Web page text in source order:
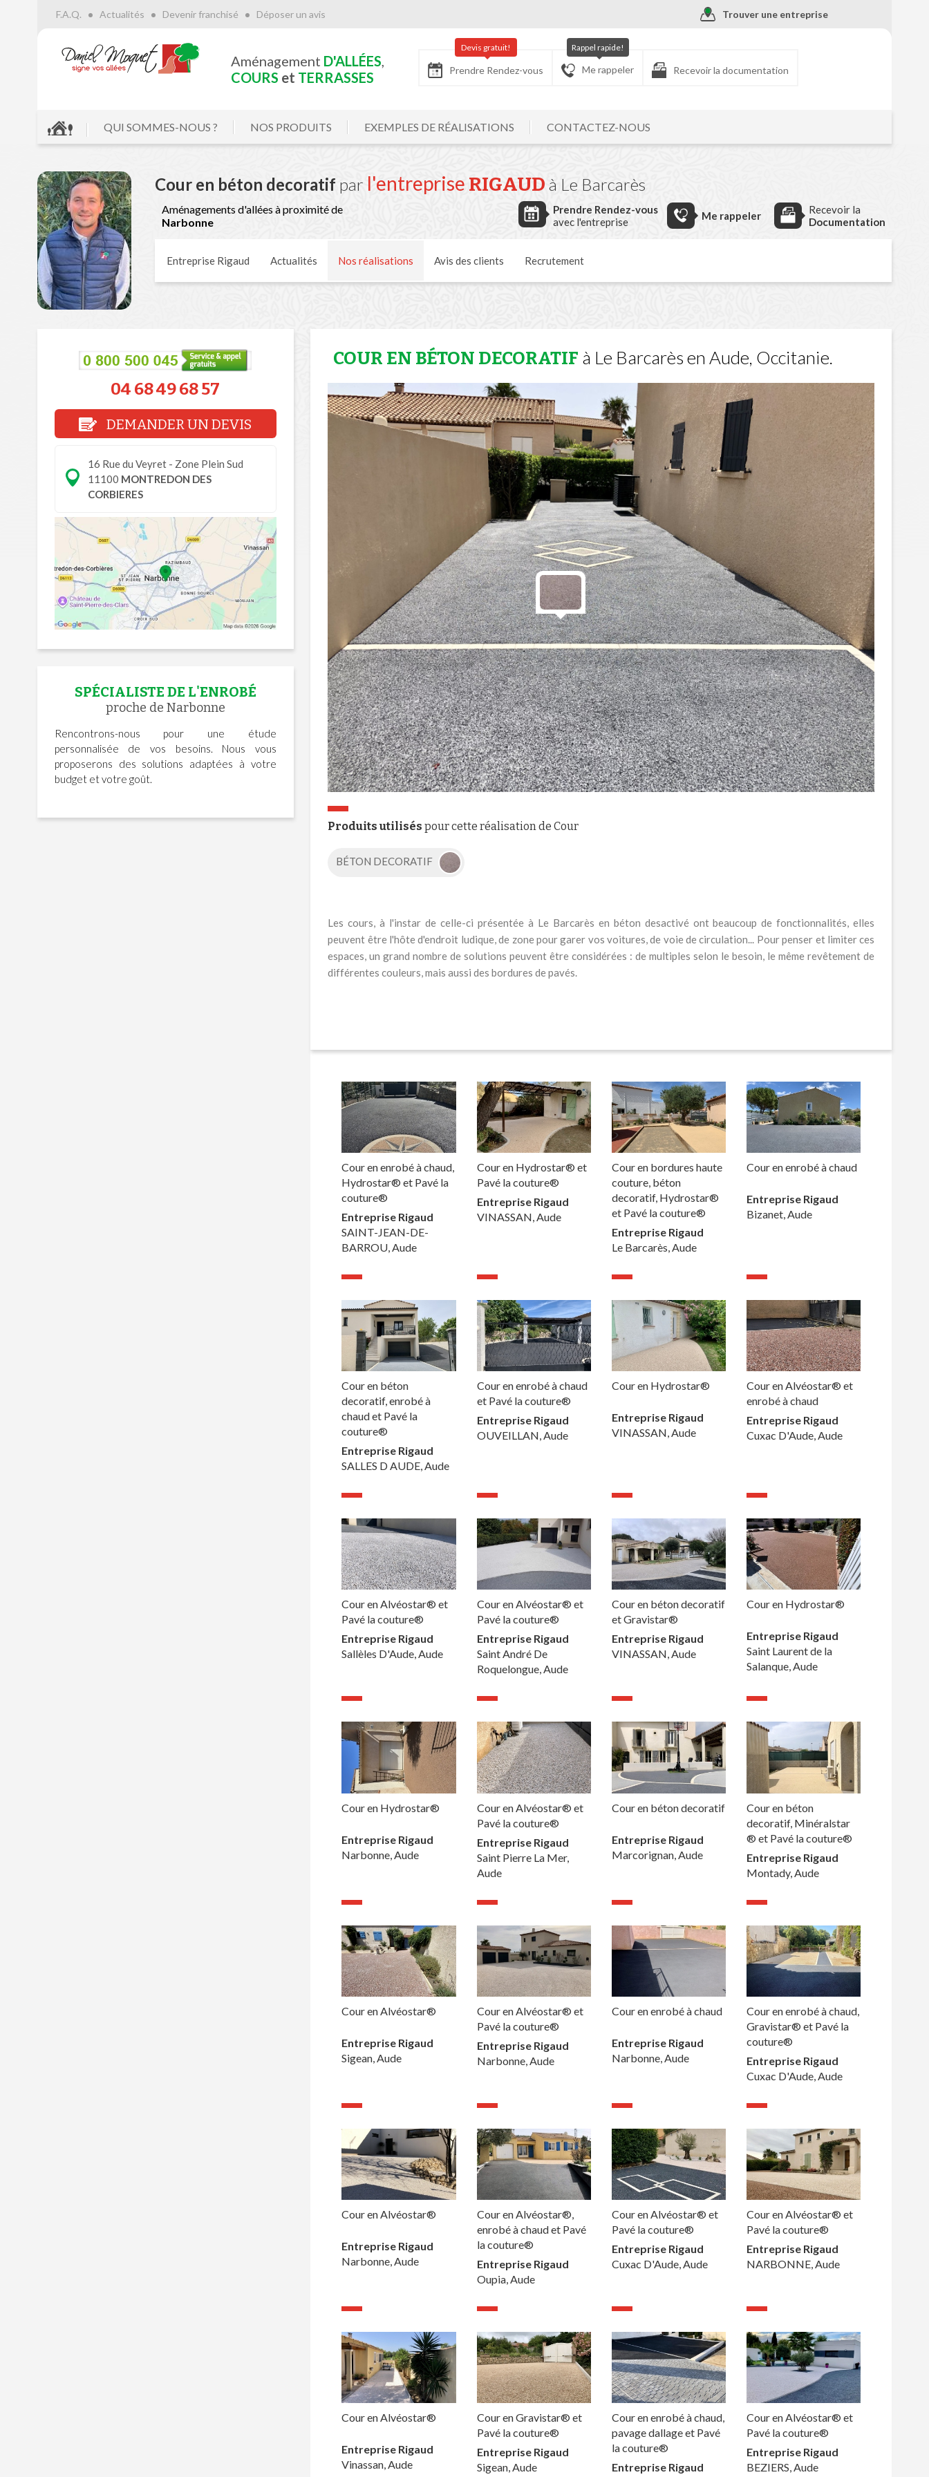
Trouver une entreprise
F.A.Q. Actualités Devenir franchisé Déposer un avis
Aménagement D'ALLÉES,
COURS et TERRASSES Prendre Rendez-vous
Devis gratuit!
Me rappeler
Rappel rapide!
Recevoir la documentation
QUI SOMMES-NOUS ? NOS PRODUITS EXEMPLES DE RÉALISATIONS CONTACTEZ-NOUS
Cour en béton decoratif par l'entreprise RIGAUD à Le Barcarès
Aménagements d'allées à proximité de
Narbonne
Prendre Rendez-vous
avec l'entreprise
Me rappeler
Recevoir la
Documentation
Entreprise Rigaud Actualités Nos réalisations Avis des clients Recrutement
04 68 49 68 57
DEMANDER UN DEVIS
16 Rue du Veyret - Zone Plein Sud
11100 MONTREDON DES
CORBIERES
SPÉCIALISTE DE L'ENROBÉ
proche de Narbonne
Rencontrons-nous pour une étude
personnalisée de vos besoins. Nous vous
proposerons des solutions adaptées à votre
budget et votre goût.
COUR EN BÉTON DECORATIF à Le Barcarès en Aude, Occitanie.
Produits utilisés pour cette réalisation de Cour
BÉTON DECORATIF
Les cours, à l'instar de celle-ci présentée à Le Barcarès en béton desactivé ont beaucoup de fonctionnalités, elles
peuvent être l'hôte d'endroit ludique, de zone pour garer vos voitures, de voie de circulation... Pour penser et limiter ces
espaces, un grand nombre de solutions peuvent être considérées : de multiples selon le besoin, le même revêtement de
différentes couleurs, mais aussi des bordures de pavés.
Cour en enrobé à chaud,
Hydrostar® et Pavé la
couture®
Entreprise Rigaud
SAINT-JEAN-DE-
BARROU, Aude
Cour en Hydrostar® et
Pavé la couture®
Entreprise Rigaud
VINASSAN, Aude
Cour en bordures haute
couture, béton
decoratif, Hydrostar®
et Pavé la couture®
Entreprise Rigaud
Le Barcarès, Aude
Cour en enrobé à chaud
Entreprise Rigaud
Bizanet, Aude
Cour en béton
decoratif, enrobé à
chaud et Pavé la
couture®
Entreprise Rigaud
SALLES D AUDE, Aude
Cour en enrobé à chaud
et Pavé la couture®
Entreprise Rigaud
OUVEILLAN, Aude
Cour en Hydrostar®
Entreprise Rigaud
VINASSAN, Aude
Cour en Alvéostar® et
enrobé à chaud
Entreprise Rigaud
Cuxac D'Aude, Aude
Cour en Alvéostar® et
Pavé la couture®
Entreprise Rigaud
Sallèles D'Aude, Aude
Cour en Alvéostar® et
Pavé la couture®
Entreprise Rigaud
Saint André De
Roquelongue, Aude
Cour en béton decoratif
et Gravistar®
Entreprise Rigaud
VINASSAN, Aude
Cour en Hydrostar®
Entreprise Rigaud
Saint Laurent de la
Salanque, Aude
Cour en Hydrostar®
Entreprise Rigaud
Narbonne, Aude
Cour en Alvéostar® et
Pavé la couture®
Entreprise Rigaud
Saint Pierre La Mer,
Aude
Cour en béton decoratif
Entreprise Rigaud
Marcorignan, Aude
Cour en béton
decoratif, Minéralstar
® et Pavé la couture®
Entreprise Rigaud
Montady, Aude
Cour en Alvéostar®
Entreprise Rigaud
Sigean, Aude
Cour en Alvéostar® et
Pavé la couture®
Entreprise Rigaud
Narbonne, Aude
Cour en enrobé à chaud
Entreprise Rigaud
Narbonne, Aude
Cour en enrobé à chaud,
Gravistar® et Pavé la
couture®
Entreprise Rigaud
Cuxac D'Aude, Aude
Cour en Alvéostar®
Entreprise Rigaud
Narbonne, Aude
Cour en Alvéostar®,
enrobé à chaud et Pavé
la couture®
Entreprise Rigaud
Oupia, Aude
Cour en Alvéostar® et
Pavé la couture®
Entreprise Rigaud
Cuxac D'Aude, Aude
Cour en Alvéostar® et
Pavé la couture®
Entreprise Rigaud
NARBONNE, Aude
Cour en Alvéostar®
Entreprise Rigaud
Vinassan, Aude
Cour en Gravistar® et
Pavé la couture®
Entreprise Rigaud
Sigean, Aude
Cour en enrobé à chaud,
pavage dallage et Pavé
la couture®
Entreprise Rigaud
Cour en Alvéostar® et
Pavé la couture®
Entreprise Rigaud
BEZIERS, Aude